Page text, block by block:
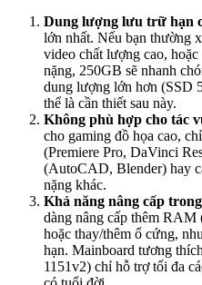
Dung lượng lưu trữ hạn
lớn nhất. Nếu bạn thường
video chất lượng cao,
nặng, 250GB sẽ nhanh
dung lượng lớn hơn (SSD
thể là cần thiết sau này.
Không phù hợp cho tác
cho gaming đồ họa cao,
(Premiere Pro, DaVinci
(AutoCAD, Blender) hay
nặng khác.
Khả năng nâng cấp
dàng nâng cấp thêm RAM
hoặc thay/thêm ổ cứng,
hạn. Mainboard tương
1151v2) chỉ hỗ trợ tối đa